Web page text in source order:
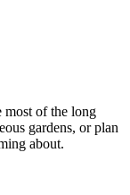
most of the long
gardens, or plan
about.